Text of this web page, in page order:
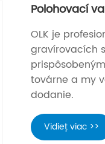
Polohovací
OLK je
gravírovacích
továrne a my
dodanie.
Vidieť viac >>